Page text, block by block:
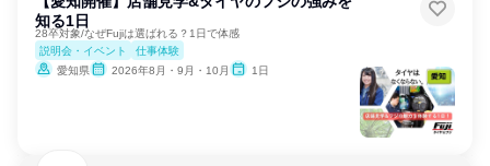
知る1日
28卒対象/なぜFujiは選ばれる？1日で体感
説明会・イベント
仕事体験
愛知県
2026年8月・9月・10月 1日